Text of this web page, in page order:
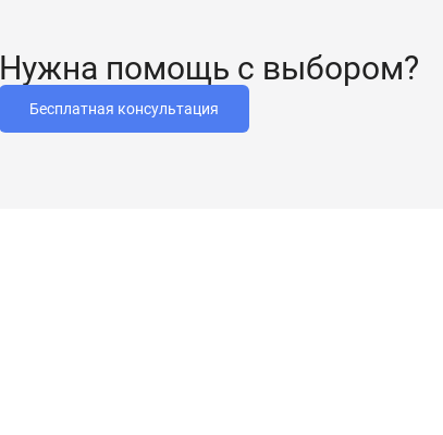
Нужна помощь с выбором?
Бесплатная консультация